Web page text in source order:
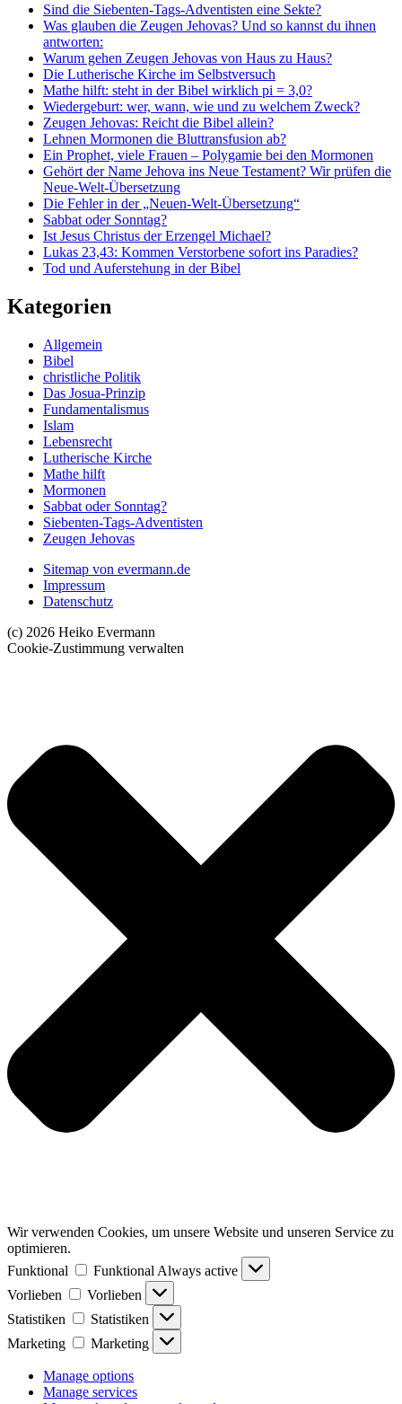
Sind die Siebenten-Tags-Adventisten eine Sekte?
Was glauben die Zeugen Jehovas? Und so kannst du ihnen
antworten:
Warum gehen Zeugen Jehovas von Haus zu Haus?
Die Lutherische Kirche im Selbstversuch
Mathe hilft: steht in der Bibel wirklich pi = 3,0?
Wiedergeburt: wer, wann, wie und zu welchem Zweck?
Zeugen Jehovas: Reicht die Bibel allein?
Lehnen Mormonen die Bluttransfusion ab?
Ein Prophet, viele Frauen – Polygamie bei den Mormonen
Gehört der Name Jehova ins Neue Testament? Wir prüfen die
Neue-Welt-Übersetzung
Die Fehler in der „Neuen-Welt-Übersetzung“
Sabbat oder Sonntag?
Ist Jesus Christus der Erzengel Michael?
Lukas 23,43: Kommen Verstorbene sofort ins Paradies?
Tod und Auferstehung in der Bibel
Kategorien
Allgemein
Bibel
christliche Politik
Das Josua-Prinzip
Fundamentalismus
Islam
Lebensrecht
Lutherische Kirche
Mathe hilft
Mormonen
Sabbat oder Sonntag?
Siebenten-Tags-Adventisten
Zeugen Jehovas
Sitemap von evermann.de
Impressum
Datenschutz
(c) 2026 Heiko Evermann
Cookie-Zustimmung verwalten
Wir verwenden Cookies, um unsere Website und unseren Service zu
optimieren.
Funktional
Funktional Always active
Vorlieben
Vorlieben
Statistiken
Statistiken
Marketing
Marketing
Manage options
Manage services